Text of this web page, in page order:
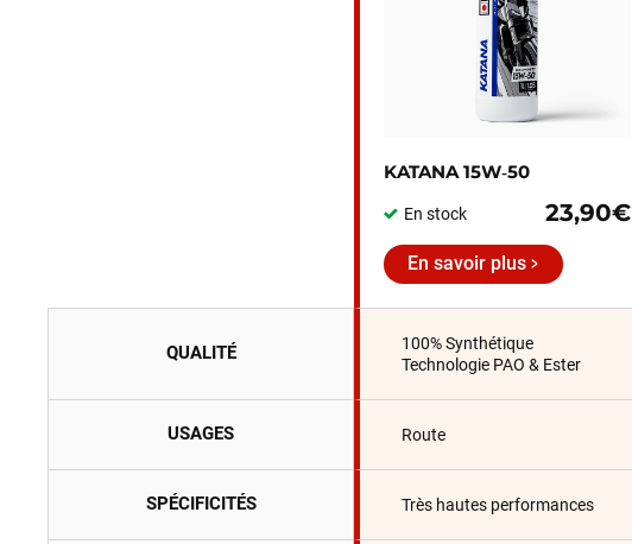
KATANA 15W‑50
En stock 23,90€
En savoir plus
QUALITÉ
100% Synthétique
Technologie PAO & Ester
USAGES Route
SPÉCIFICITÉS Très hautes performances